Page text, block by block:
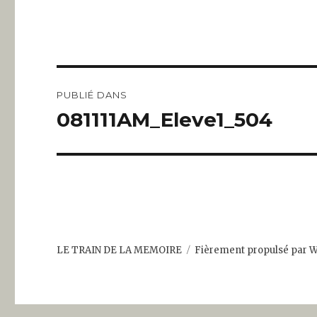
de
PUBLIÉ DANS
081111AM_Eleve1_504
LE TRAIN DE LA MEMOIRE Fièrement propulsé par